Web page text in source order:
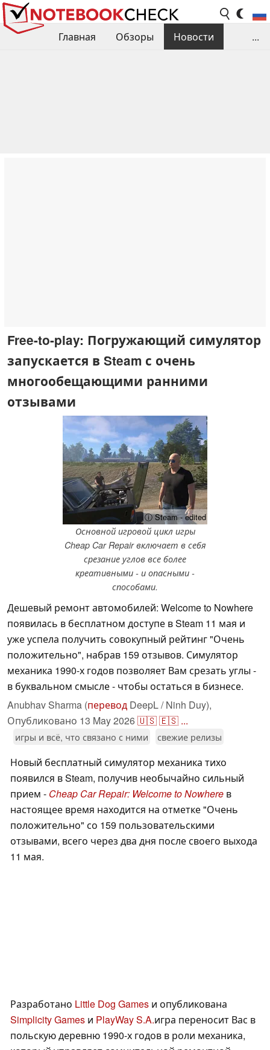
Главная Обзоры
Новости
...
Free-to-play: Погружающий симулятор
запускается в Steam с очень
многообещающими ранними
отзывами
ⓘ Steam - edited
Основной игровой цикл игры
Cheap Car Repair включает в себя
срезание углов все более
креативными - и опасными -
способами.
Дешевый ремонт автомобилей: Welcome to Nowhere
появилась в бесплатном доступе в Steam 11 мая и
уже успела получить совокупный рейтинг "Очень
положительно", набрав 159 отзывов. Симулятор
механика 1990-х годов позволяет Вам срезать углы -
в буквальном смысле - чтобы остаться в бизнесе.
Anubhav Sharma (перевод DeepL / Ninh Duy),
Опубликовано 13 May 2026🇺🇸🇪🇸 ...
игры и всё, что связано с ними свежие релизы
Новый бесплатный симулятор механика тихо
появился в Steam, получив необычайно сильный
прием - Cheap Car Repair: Welcome to Nowhere в
настоящее время находится на отметке "Очень
положительно" со 159 пользовательскими
отзывами, всего через два дня после своего выхода
11 мая.
Разработано Little Dog Games и опубликована
Simplicity Games и PlayWay S.A.игра переносит Вас в
польскую деревню 1990-х годов в роли механика,